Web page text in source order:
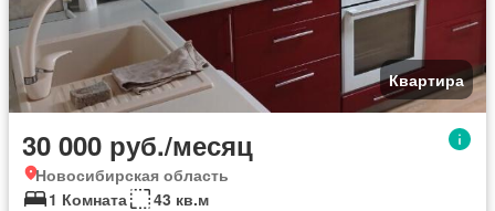
Квартира
30 000 руб./месяц
Новосибирская область
1 Комната
43 кв.м